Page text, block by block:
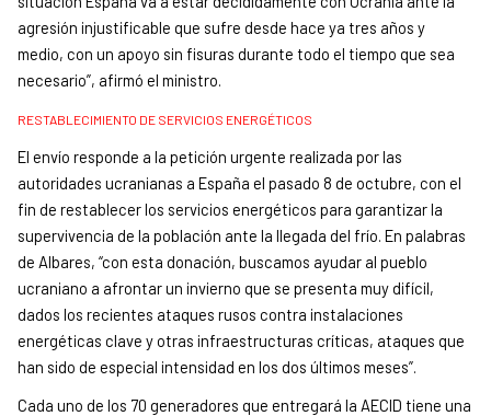
agresión injustificable que sufre desde hace ya tres años y
medio, con un apoyo sin fisuras durante todo el tiempo que sea
necesario”, afirmó el ministro.
RESTABLECIMIENTO DE SERVICIOS ENERGÉTICOS
El envío responde a la petición urgente realizada por las
autoridades ucranianas a España el pasado 8 de octubre, con el
fin de restablecer los servicios energéticos para garantizar la
supervivencia de la población ante la llegada del frío. En palabras
de Albares, “con esta donación, buscamos ayudar al pueblo
ucraniano a afrontar un invierno que se presenta muy difícil,
dados los recientes ataques rusos contra instalaciones
energéticas clave y otras infraestructuras críticas, ataques que
han sido de especial intensidad en los dos últimos meses”.
Cada uno de los 70 generadores que entregará la AECID tiene una